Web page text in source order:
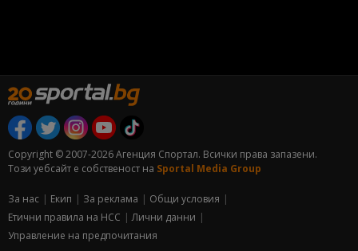
Copyright © 2007-2026 Агенция Спортал. Всички права запазени.
Този уебсайт е собственост на Sportal Media Group
За нас Екип За рекламa
Общи условия
Етични правила на НСС
Лични данни
Управление на предпочитания